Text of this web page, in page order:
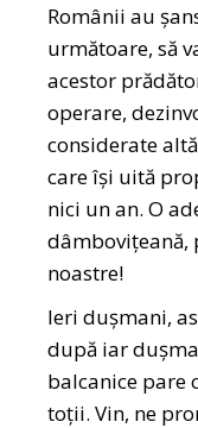
Românii au
următoare, să
acestor
operare,
considerate
care își uită
nici un an. O
dâmbovițeană,
noastre!
Ieri dușmani,
după iar
balcanice pare
toții. Vin, ne